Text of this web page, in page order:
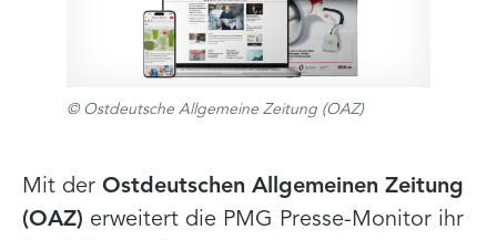
© Ostdeutsche Allgemeine Zeitung (OAZ)
Mit der Ostdeutschen Allgemeinen Zeitung
(OAZ) erweitert die PMG Presse-Monitor ihr